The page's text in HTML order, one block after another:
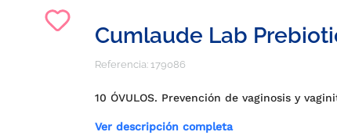
Cumlaude Lab
Referencia: 179086
10 ÓVULOS. Prevención de vaginosis y
Ver descripción completa